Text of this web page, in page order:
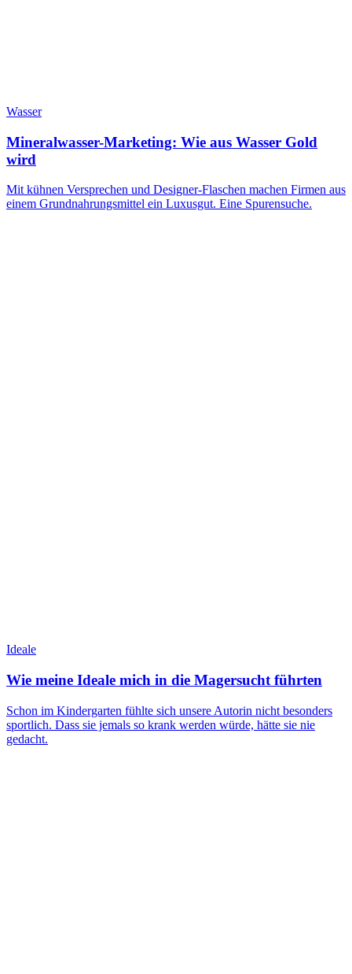
Wasser
Mineralwasser-Marketing: Wie aus Wasser Gold
wird
Mit kühnen Versprechen und Designer-Flaschen machen Firmen aus
einem Grundnahrungsmittel ein Luxusgut. Eine Spurensuche.
Ideale
Wie meine Ideale mich in die Magersucht führten
Schon im Kindergarten fühlte sich unsere Autorin nicht besonders
sportlich. Dass sie jemals so krank werden würde, hätte sie nie
gedacht.